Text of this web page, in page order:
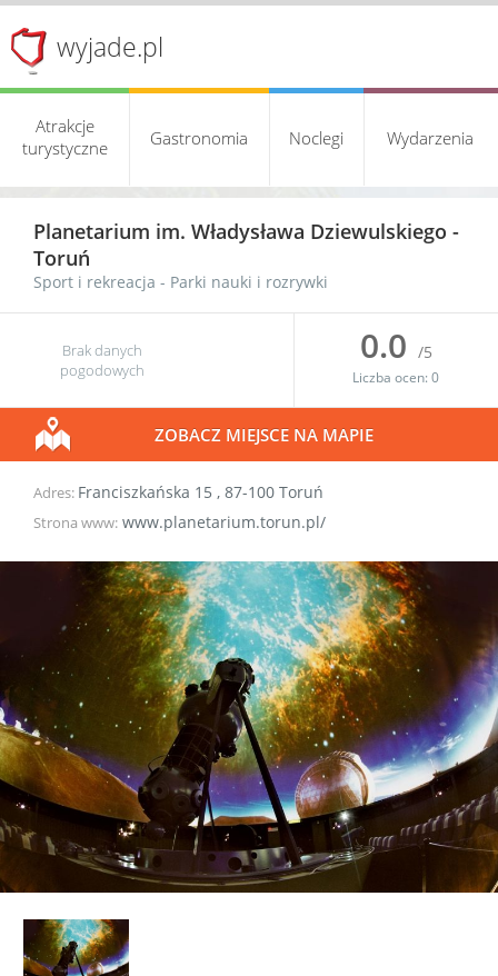
wyjade.pl
Atrakcje
turystyczne
Gastronomia Noclegi Wydarzenia
Planetarium im. Władysława Dziewulskiego -
Toruń
Sport i rekreacja - Parki nauki i rozrywki
Brak danych
pogodowych
0.0 /5
Liczba ocen:0
ZOBACZ MIEJSCE NA MAPIE
Adres: Franciszkańska 15 , 87-100 Toruń
Strona www: www.planetarium.torun.pl/